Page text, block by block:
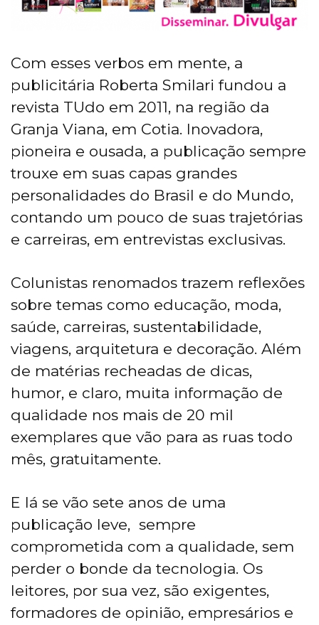
Com esses verbos em mente, a
publicitária Roberta Smilari fundou a
revista TUdo em 2011, na região da
Granja Viana, em Cotia. Inovadora,
pioneira e ousada, a publicação sempre
trouxe em suas capas grandes
personalidades do Brasil e do Mundo,
contando um pouco de suas trajetórias
e carreiras, em entrevistas exclusivas.
Colunistas renomados trazem reflexões
sobre temas como educação, moda,
saúde, carreiras, sustentabilidade,
viagens, arquitetura e decoração. Além
de matérias recheadas de dicas,
humor, e claro, muita informação de
qualidade nos mais de 20 mil
exemplares que vão para as ruas todo
mês, gratuitamente.
E lá se vão sete anos de uma
publicação leve, sempre
comprometida com a qualidade, sem
perder o bonde da tecnologia. Os
leitores, por sua vez, são exigentes,
formadores de opinião, empresários e